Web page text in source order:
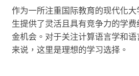
作为一所注重国际教育的现代化
生提供了灵活且具有竞争力的学
金机会。对于关注计算语言学和
来说，这里是理想的学习选择。